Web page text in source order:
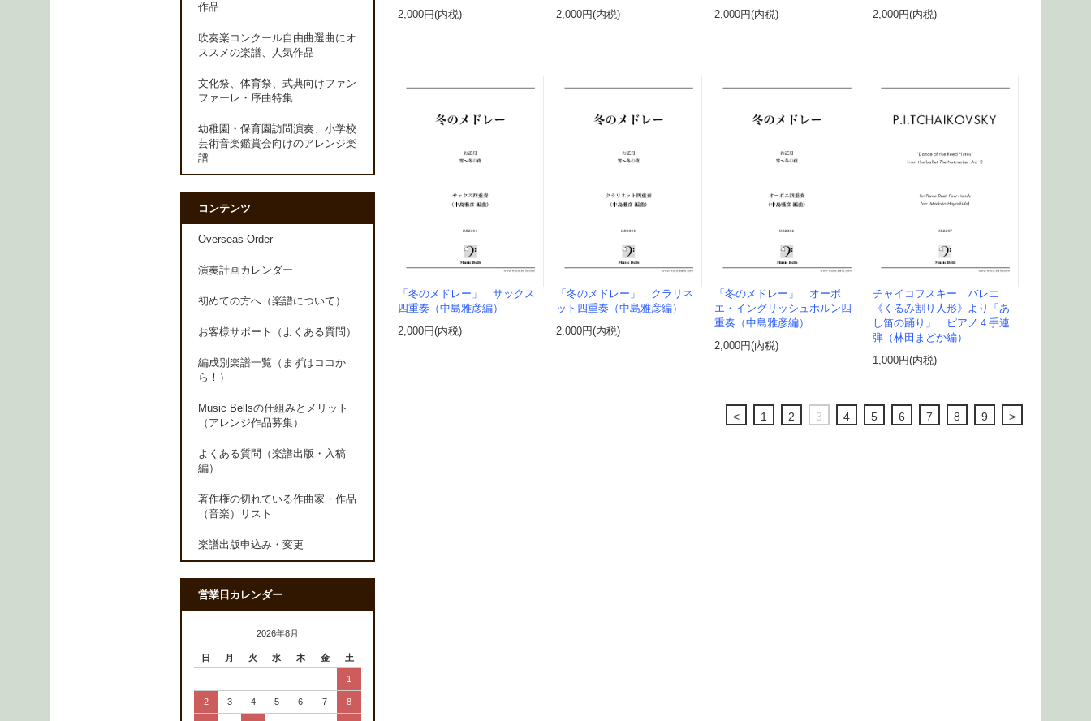
2,000円(内税)
2,000円(内税)
2,000円(内税)
2,000円(内税)
「冬のメドレー」 サックス
四重奏（中島雅彦編）
2,000円(内税)
「冬のメドレー」 クラリネ
ット四重奏（中島雅彦編）
2,000円(内税)
「冬のメドレー」 オーボ
エ・イングリッシュホルン四
重奏（中島雅彦編）
2,000円(内税)
チャイコフスキー バレエ
《くるみ割り人形》より「あ
し笛の踊り」 ピアノ４手連
弾（林田まどか編）
1,000円(内税)
< 1 2 3 4 5 6 7 8 9 >
作品
吹奏楽コンクール自由曲選曲にオ
ススメの楽譜、人気作品
文化祭、体育祭、式典向けファン
ファーレ・序曲特集
幼稚園・保育園訪問演奏、小学校
芸術音楽鑑賞会向けのアレンジ楽
譜
コンテンツ
Overseas Order
演奏計画カレンダー
初めての方へ（楽譜について）
お客様サポート（よくある質問）
編成別楽譜一覧（まずはココか
ら！）
Music Bellsの仕組みとメリット
（アレンジ作品募集）
よくある質問（楽譜出版・入稿
編）
著作権の切れている作曲家・作品
（音楽）リスト
楽譜出版申込み・変更
営業日カレンダー
2026年8月
日 月 火 水 木 金 土
1
2 3 4 5 6 7 8